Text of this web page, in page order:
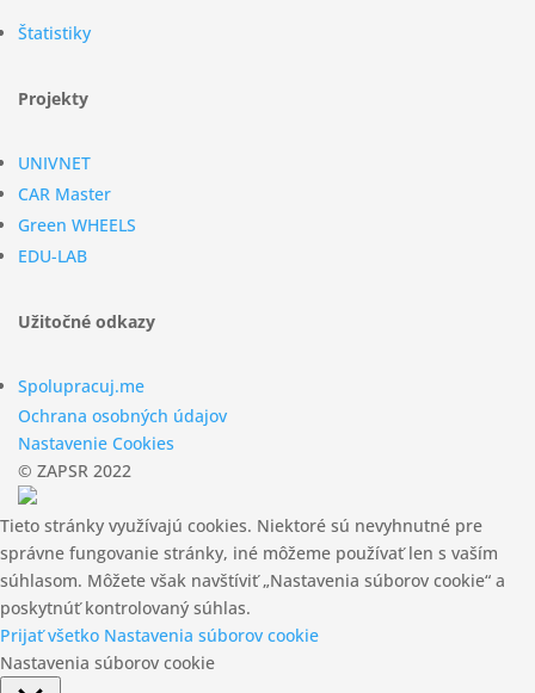
Štatistiky
Projekty
UNIVNET
CAR Master
Green WHEELS
EDU-LAB
Užitočné odkazy
Spolupracuj.me
Ochrana osobných údajov
Nastavenie Cookies
© ZAPSR 2022
Tieto stránky využívajú cookies. Niektoré sú nevyhnutné pre
správne fungovanie stránky, iné môžeme používať len s vaším
súhlasom. Môžete však navštíviť „Nastavenia súborov cookie“ a
poskytnúť kontrolovaný súhlas.
Prijať všetko Nastavenia súborov cookie
Nastavenia súborov cookie